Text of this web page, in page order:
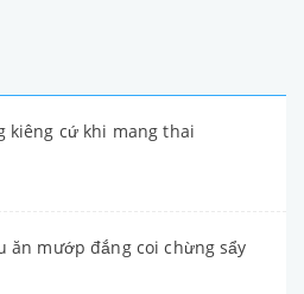
kiêng cứ khi mang thai
ăn mướp đắng coi chừng sẩy